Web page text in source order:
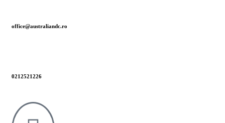
office@australiandc.ro
0212521226